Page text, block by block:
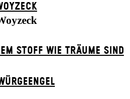
STOFF WIE TRÄUME SIND